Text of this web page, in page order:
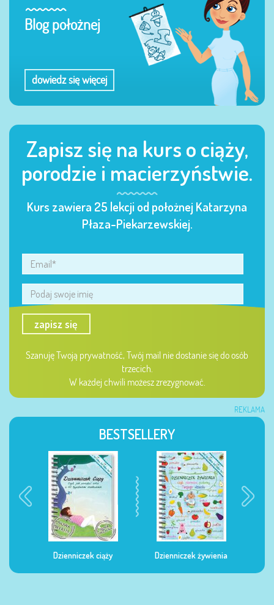
Blog położnej
dowiedz się więcej
Zapisz się na kurs o ciąży,
porodzie i macierzyństwie.
Kurs zawiera 25 lekcji od położnej Katarzyna
Płaza-Piekarzewskiej.
zapisz się
Szanuję Twoją prywatność, Twój mail nie dostanie się do osób
trzecich.
W każdej chwili możesz zrezygnować.
REKLAMA
BESTSELLERY
Dzienniczek ciąży Dzienniczek żywienia